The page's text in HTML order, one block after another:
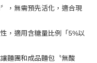
，無需預先活化，適合現
，適用含糖量比例「5%以
麵團和成品麵包〝無酸